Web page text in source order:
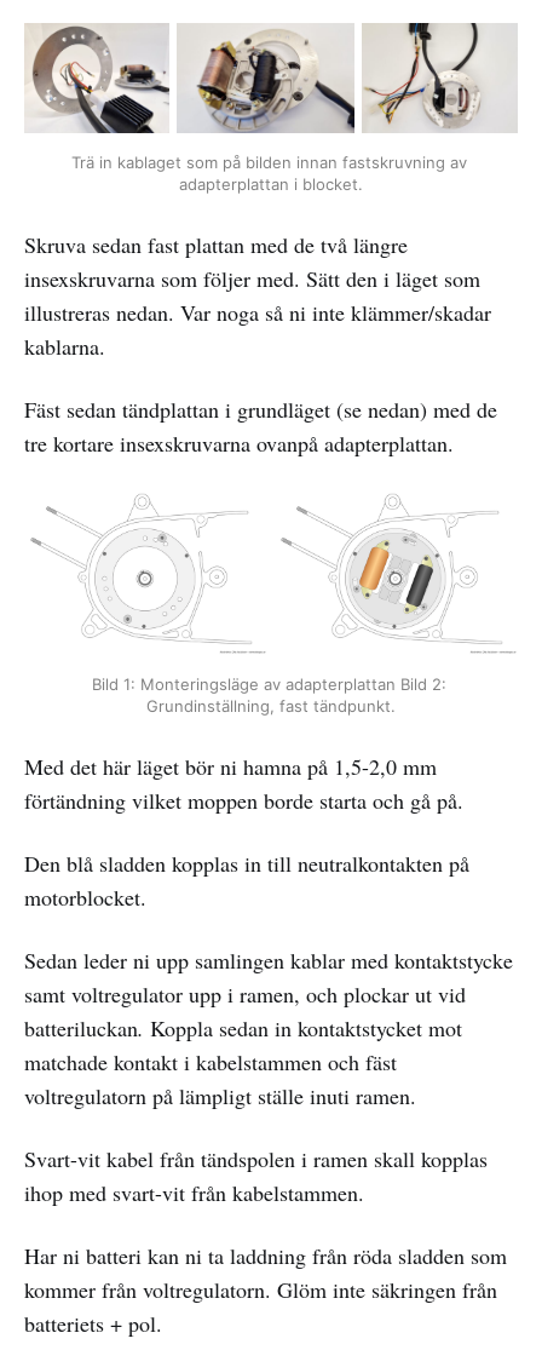
Trä in kablaget som på bilden innan fastskruvning av
adapterplattan i blocket.
Skruva sedan fast plattan med de två längre
insexskruvarna som följer med. Sätt den i läget som
illustreras nedan. Var noga så ni inte klämmer/skadar
kablarna.
Fäst sedan tändplattan i grundläget (se nedan) med de
tre kortare insexskruvarna ovanpå adapterplattan.
Bild 1: Monteringsläge av adapterplattan Bild 2:
Grundinställning, fast tändpunkt.
Med det här läget bör ni hamna på 1,5-2,0 mm
förtändning vilket moppen borde starta och gå på.
Den blå sladden kopplas in till neutralkontakten på
motorblocket.
Sedan leder ni upp samlingen kablar med kontaktstycke
samt voltregulator upp i ramen, och plockar ut vid
batteriluckan. Koppla sedan in kontaktstycket mot
matchade kontakt i kabelstammen och fäst
voltregulatorn på lämpligt ställe inuti ramen.
Svart-vit kabel från tändspolen i ramen skall kopplas
ihop med svart-vit från kabelstammen.
Har ni batteri kan ni ta laddning från röda sladden som
kommer från voltregulatorn. Glöm inte säkringen från
batteriets + pol.